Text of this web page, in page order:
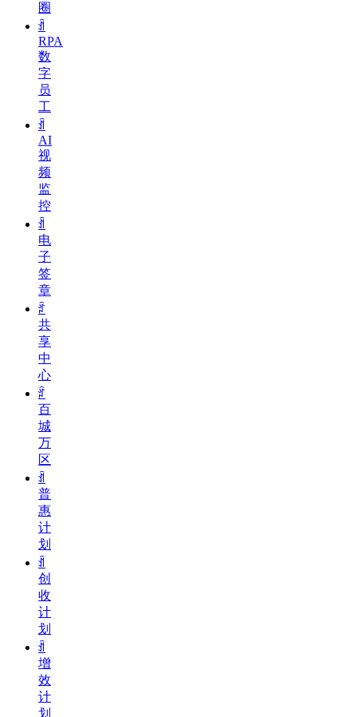
圈
ꀉ
RPA
数
字
员
工
ꀉ
AI
视
频
监
控
ꀉ
电
子
签
章
ꄁ
共
享
中
心
ꄁ
百
城
万
区
ꀉ
普
惠
计
划
ꀉ
创
收
计
划
ꀉ
增
效
计
划